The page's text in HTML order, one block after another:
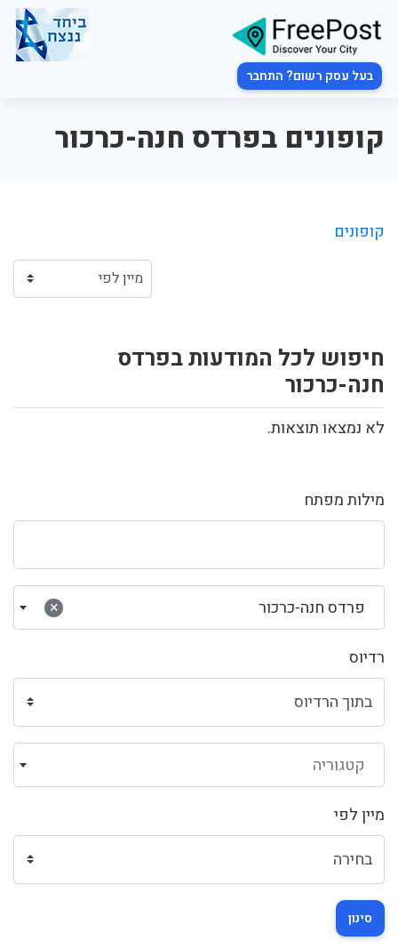
בעל עסק רשום? התחבר
קופונים בפרדס חנה-כרכור
מילות מפתח
× פרדס חנה-כרכור
רדיוס
קטגוריה
מיין לפי
סינון
קופונים
חיפוש לכל המודעות בפרדס
חנה-כרכור
לא נמצאו תוצאות.